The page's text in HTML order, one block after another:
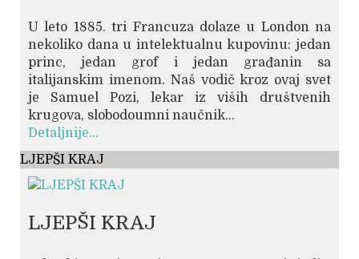
U leto 1885. tri Francuza dolaze u London na
nekoliko dana u intelektualnu kupovinu: jedan
princ, jedan grof i jedan građanin sa
italijanskim imenom. Naš vodič kroz ovaj svet
je Samuel Pozi, lekar iz viših društvenih
krugova, slobodoumni naučnik...
Detaljnije...
LJEPŠI KRAJ
LJEPŠI KRAJ